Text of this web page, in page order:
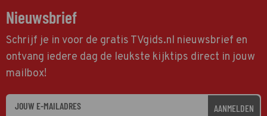
Nieuwsbrief
Schrijf je in voor de gratis TVgids.nl nieuwsbrief en
ontvang iedere dag de leukste kijktips direct in jouw
mailbox!
AANMELDEN